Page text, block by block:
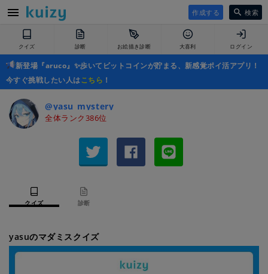
作成する 検索
クイズ 診断 お絵描き診断 大喜利 ログイン
新登場『aruco』✨歩いてビットコインが貯まる、新感覚ポイ活アプリ！
今すぐ挑戦したい人はこちら ！
@yasu_mystery
全体ランク386位
クイズ 診断
yasuのマダミスクイズ